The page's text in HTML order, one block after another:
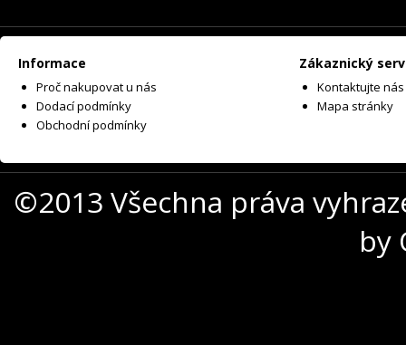
Informace
Proč nakupovat u nás
Dodací podmínky
Obchodní podmínky
Zákaznický
Kontaktujte nás
Mapa stránky
©2013 Všechna práva
by